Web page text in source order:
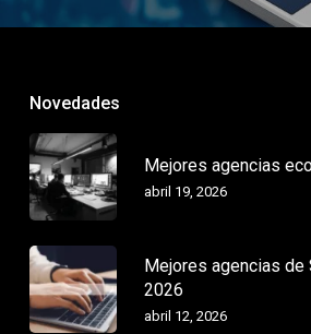
Novedades
Mejores agencias
abril 19, 2026
Mejores agencias de
2026
abril 12, 2026